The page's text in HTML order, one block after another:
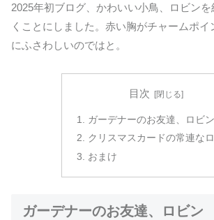
2025年初ブログ、かわいい小鳥、ロビン
くことにしました。赤い胸がチャームポ
にふさわしいのではと。
目次
ガーデナーのお友達、ロビン
クリスマスカードの常連な
おまけ
ガーデナーのお友達、ロビン